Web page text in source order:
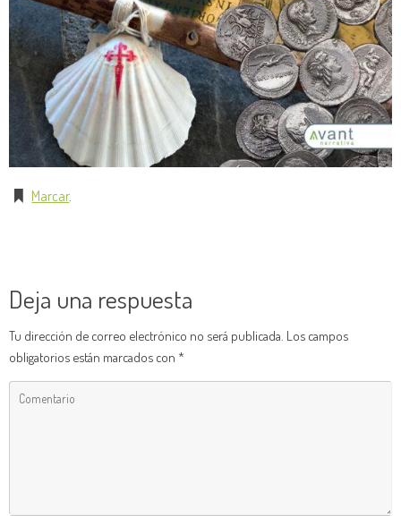
Marcar.
Deja una respuesta
Tu dirección de correo electrónico no será publicada. Los campos
obligatorios están marcados con *